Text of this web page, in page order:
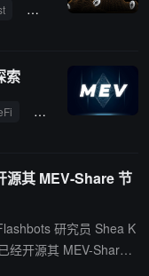
MEV 机器人
索
Dapps MEV-
源其 MEV-Share 节
研究员 Shea K
经开源其 MEV-Share